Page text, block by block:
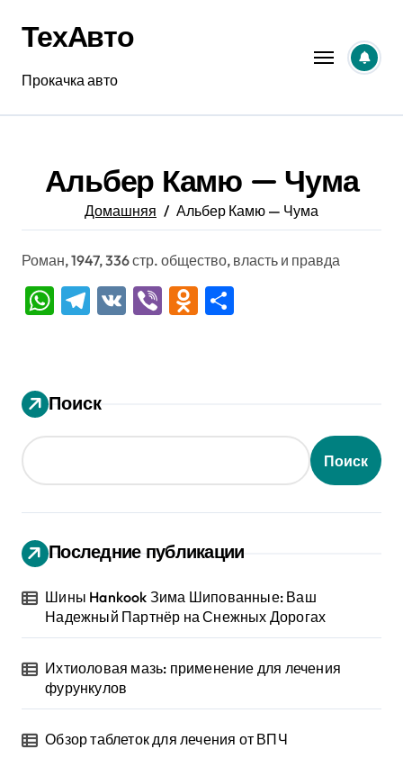
содержанию
ТехАвто
Прокачка авто
Альбер Камю — Чума
Домашняя Альбер Камю — Чума
Роман, 1947, 336 стр. общество, власть и правда
WhatsApp
Telegram
VK ViberOdnoklassniki
Поиск
Поиск
Последние публикации
Шины Hankook Зима Шипованные: Ваш
Надежный Партнёр на Снежных Дорогах
Ихтиоловая мазь: применение для лечения
фурункулов
Обзор таблеток для лечения от ВПЧ